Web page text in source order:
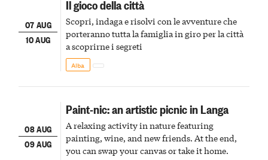
07 AUG
10 AUG
Il gioco della città
Scopri, indaga e risolvi con le avventure che
porteranno tutta la famiglia in giro per la città
a scoprirne i segreti
Alba
08 AUG
09 AUG
Paint-nic: an artistic picnic in Langa
A relaxing activity in nature featuring
painting, wine, and new friends. At the end,
you can swap your canvas or take it home.